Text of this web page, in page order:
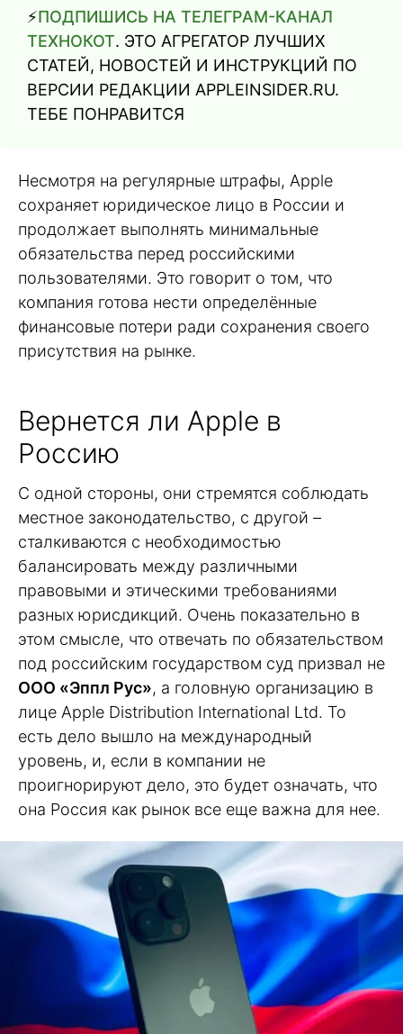
⚡️ПОДПИШИСЬ НА ТЕЛЕГРАМ-КАНАЛ
ТЕХНОКОТ. ЭТО АГРЕГАТОР ЛУЧШИХ
СТАТЕЙ, НОВОСТЕЙ И ИНСТРУКЦИЙ ПО
ВЕРСИИ РЕДАКЦИИ APPLEINSIDER.RU.
ТЕБЕ ПОНРАВИТСЯ
Несмотря на регулярные штрафы, Apple
сохраняет юридическое лицо в России и
продолжает выполнять минимальные
обязательства перед российскими
пользователями. Это говорит о том, что
компания готова нести определённые
финансовые потери ради сохранения своего
присутствия на рынке.
Вернется ли Apple в
Россию
С одной стороны, они стремятся соблюдать
местное законодательство, с другой –
сталкиваются с необходимостью
балансировать между различными
правовыми и этическими требованиями
разных юрисдикций. Очень показательно в
этом смысле, что отвечать по обязательством
под российским государством суд призвал не
ООО «Эппл Рус», а головную организацию в
лице Apple Distribution International Ltd. То
есть дело вышло на международный
уровень, и, если в компании не
проигнорируют дело, это будет означать, что
она Россия как рынок все еще важна для нее.